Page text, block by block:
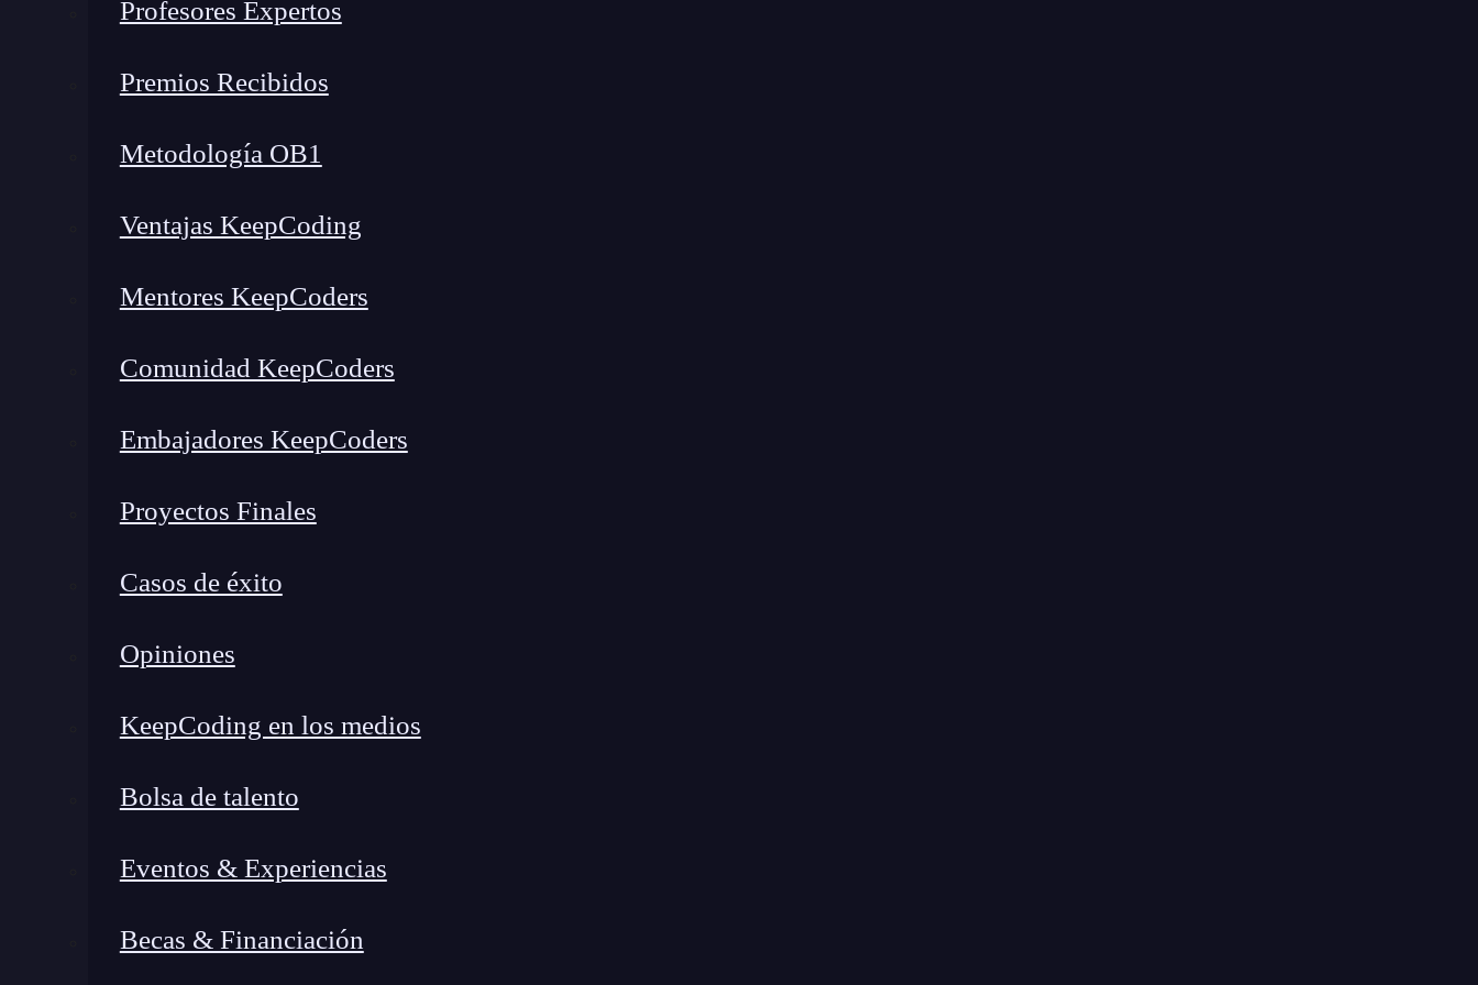
Profesores Expertos
Premios Recibidos
Metodología OB1
Ventajas KeepCoding
Mentores KeepCoders
Comunidad KeepCoders
Embajadores KeepCoders
Proyectos Finales
Casos de éxito
Opiniones
KeepCoding en los medios
Bolsa de talento
Eventos & Experiencias
Becas & Financiación
Blackbox AI: Cambiando el juego en la programación AI
Blackbox AI en acción: El futuro de la programación
¿Qué es Blackbox AI?